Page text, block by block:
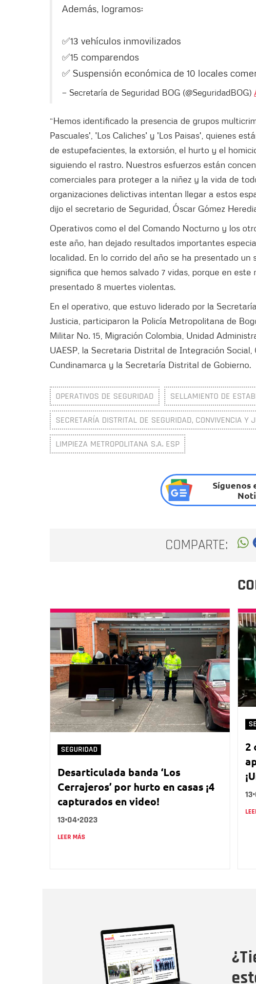
Además, logramos:
✅13 vehículos inmovilizados
✅15 comparendos
✅ Suspensión económica de 10 locales
— Secretaría de Seguridad BOG (@SeguridadBOG)
“Hemos identificado la presencia de grupos
Pascuales', 'Los Caliches' y 'Los Paisas', quienes
de estupefacientes, la extorsión, el hurto y el
siguiendo el rastro. Nuestros esfuerzos están
comerciales para proteger a la niñez y la vida de
organizaciones delictivas intentan llegar a estos
dijo el secretario de Seguridad, Óscar Gómez
Operativos como el del Comando Nocturno y los
este año, han dejado resultados importantes
localidad. En lo corrido del año se ha presentado
significa que hemos salvado 7 vidas, porque en
presentado 8 muertes violentas.
En el operativo, que estuvo liderado por la
Justicia, participaron la Policía Metropolitana de
Militar No. 15, Migración Colombia, Unidad
UAESP, la Secretaria Distrital de Integración
Cundinamarca y la Secretaría Distrital de Gobierno.
OPERATIVOS DE SEGURIDAD SELLAMIENTO DE
SECRETARÍA DISTRITAL DE SEGURIDAD, CONVIVENCIA Y
LIMPIEZA METROPOLITANA S.A. ESP
Síguenos
COMPARTE:
SEGURIDAD
Desarticulada banda ‘Los
Cerrajeros’ por hurto en casas ¡4
capturados en video!
13•04•2023
LEER MÁS
2